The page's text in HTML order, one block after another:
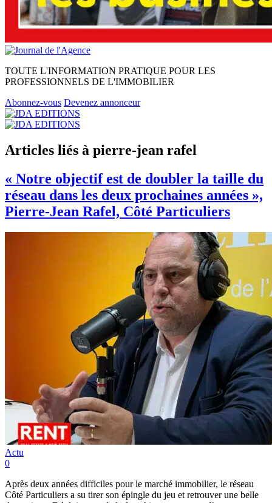
TOUTE L'INFORMATION PRATIQUE POUR LES
PROFESSIONNELS DE L'IMMOBILIER
Abonnez-vous Devenez annonceur
Articles liés à pierre-jean rafel
« Notre objectif est de doubler la taille du
réseau dans les deux prochaines années »,
Pierre-Jean Rafel, Côté Particuliers
Actu
0
Après deux années difficiles pour le marché immobilier, le réseau
Côté Particuliers a su tirer son épingle du jeu et retrouver une belle